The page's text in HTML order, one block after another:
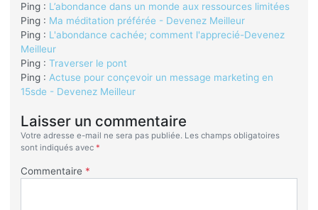
Ping : L’abondance dans un monde aux ressources limitées
Ping : Ma méditation préférée - Devenez Meilleur
Ping : L'abondance cachée; comment l'apprecié-Devenez
Meilleur
Ping : Traverser le pont
Ping : Actuse pour conçevoir un message marketing en
15sde - Devenez Meilleur
Laisser un commentaire
Votre adresse e-mail ne sera pas publiée. Les champs obligatoires
sont indiqués avec *
Commentaire *